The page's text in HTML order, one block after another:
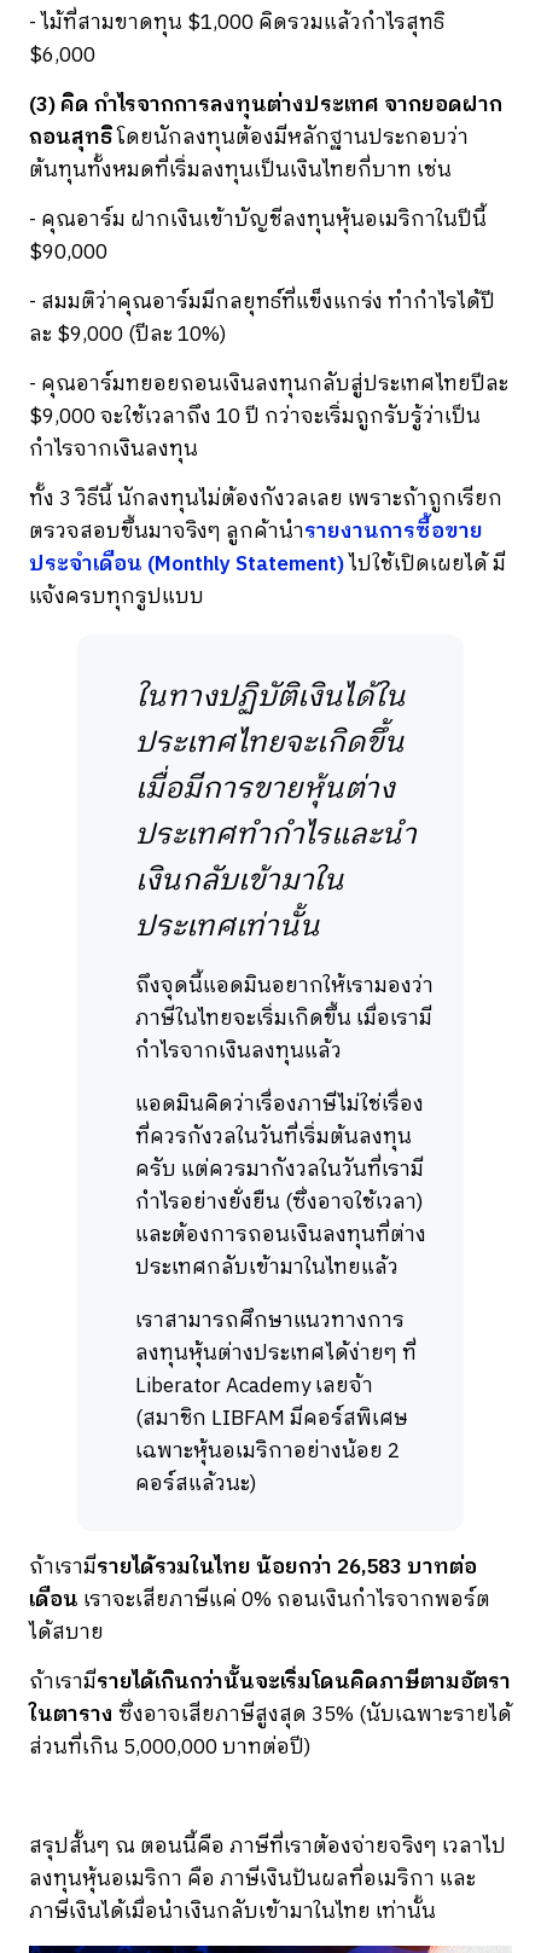
- ไม้ที่สามขาดทุน $1,000 คิดรวมแล้วกำไรสุทธิ
$6,000
(3) คิด กำไรจากการลงทุนต่างประเทศ จากยอดฝาก
ถอนสุทธิโดยนักลงทุนต้องมีหลักฐานประกอบว่า
ต้นทุนทั้งหมดที่เริ่มลงทุนเป็นเงินไทยกี่บาท เช่น
- คุณอาร์ม ฝากเงินเข้าบัญชีลงทุนหุ้นอเมริกาในปีนี้
$90,000
- สมมติว่าคุณอาร์มมีกลยุทธ์ที่แข็งแกร่ง ทำกำไรได้ปี
ละ $9,000 (ปีละ 10%)
- คุณอาร์มทยอยถอนเงินลงทุนกลับสู่ประเทศไทยปีละ
$9,000 จะใช้เวลาถึง 10 ปี กว่าจะเริ่มถูกรับรู้ว่าเป็น
กำไรจากเงินลงทุน
ทั้ง 3 วิธีนี้ นักลงทุนไม่ต้องกังวลเลย เพราะถ้าถูกเรียก
ตรวจสอบขึ้นมาจริงๆ ลูกค้านำรายงานการซื้อขาย
ประจำเดือน (Monthly Statement)ไปใช้เปิดเผยได้ มี
แจ้งครบทุกรูปแบบ
ในทางปฏิบัติเงินได้ใน
ประเทศไทยจะเกิดขึ้น
เมื่อมีการขายหุ้นต่าง
ประเทศทำกำไรและนำ
เงินกลับเข้ามาใน
ประเทศเท่านั้น
ถึงจุดนี้แอดมินอยากให้เรามองว่า
ภาษีในไทยจะเริ่มเกิดขึ้น เมื่อเรามี
กำไรจากเงินลงทุนแล้ว
แอดมินคิดว่าเรื่องภาษีไม่ใช่เรื่อง
ที่ควรกังวลในวันที่เริ่มต้นลงทุน
ครับ แต่ควรมากังวลในวันที่เรามี
กำไรอย่างยั่งยืน (ซึ่งอาจใช้เวลา)
และต้องการถอนเงินลงทุนที่ต่าง
ประเทศกลับเข้ามาในไทยแล้ว
เราสามารถศึกษาแนวทางการ
ลงทุนหุ้นต่างประเทศได้ง่ายๆ ที่
Liberator Academy เลยจ้า
(สมาชิก LIBFAM มีคอร์สพิเศษ
เฉพาะหุ้นอเมริกาอย่างน้อย 2
คอร์สแล้วนะ)
ถ้าเรามีรายได้รวมในไทย น้อยกว่า 26,583 บาทต่อ
เดือน เราจะเสียภาษีแค่ 0% ถอนเงินกำไรจากพอร์ต
ได้สบาย
ถ้าเรามีรายได้เกินกว่านั้นจะเริ่มโดนคิดภาษีตามอัตรา
ในตาราง ซึ่งอาจเสียภาษีสูงสุด 35% (นับเฉพาะรายได้
ส่วนที่เกิน 5,000,000 บาทต่อปี)
สรุปสั้นๆ ณ ตอนนี้คือ ภาษีที่เราต้องจ่ายจริงๆ เวลาไป
ลงทุนหุ้นอเมริกา คือ ภาษีเงินปันผลที่อเมริกา และ
ภาษีเงินได้เมื่อนำเงินกลับเข้ามาในไทย เท่านั้น